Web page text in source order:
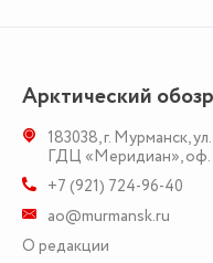
Арктический
183038,г. Мурманск,
ГДЦ «Меридиан», оф.
+7 (921) 724-96-40
ao@murmansk.ru
О редакции